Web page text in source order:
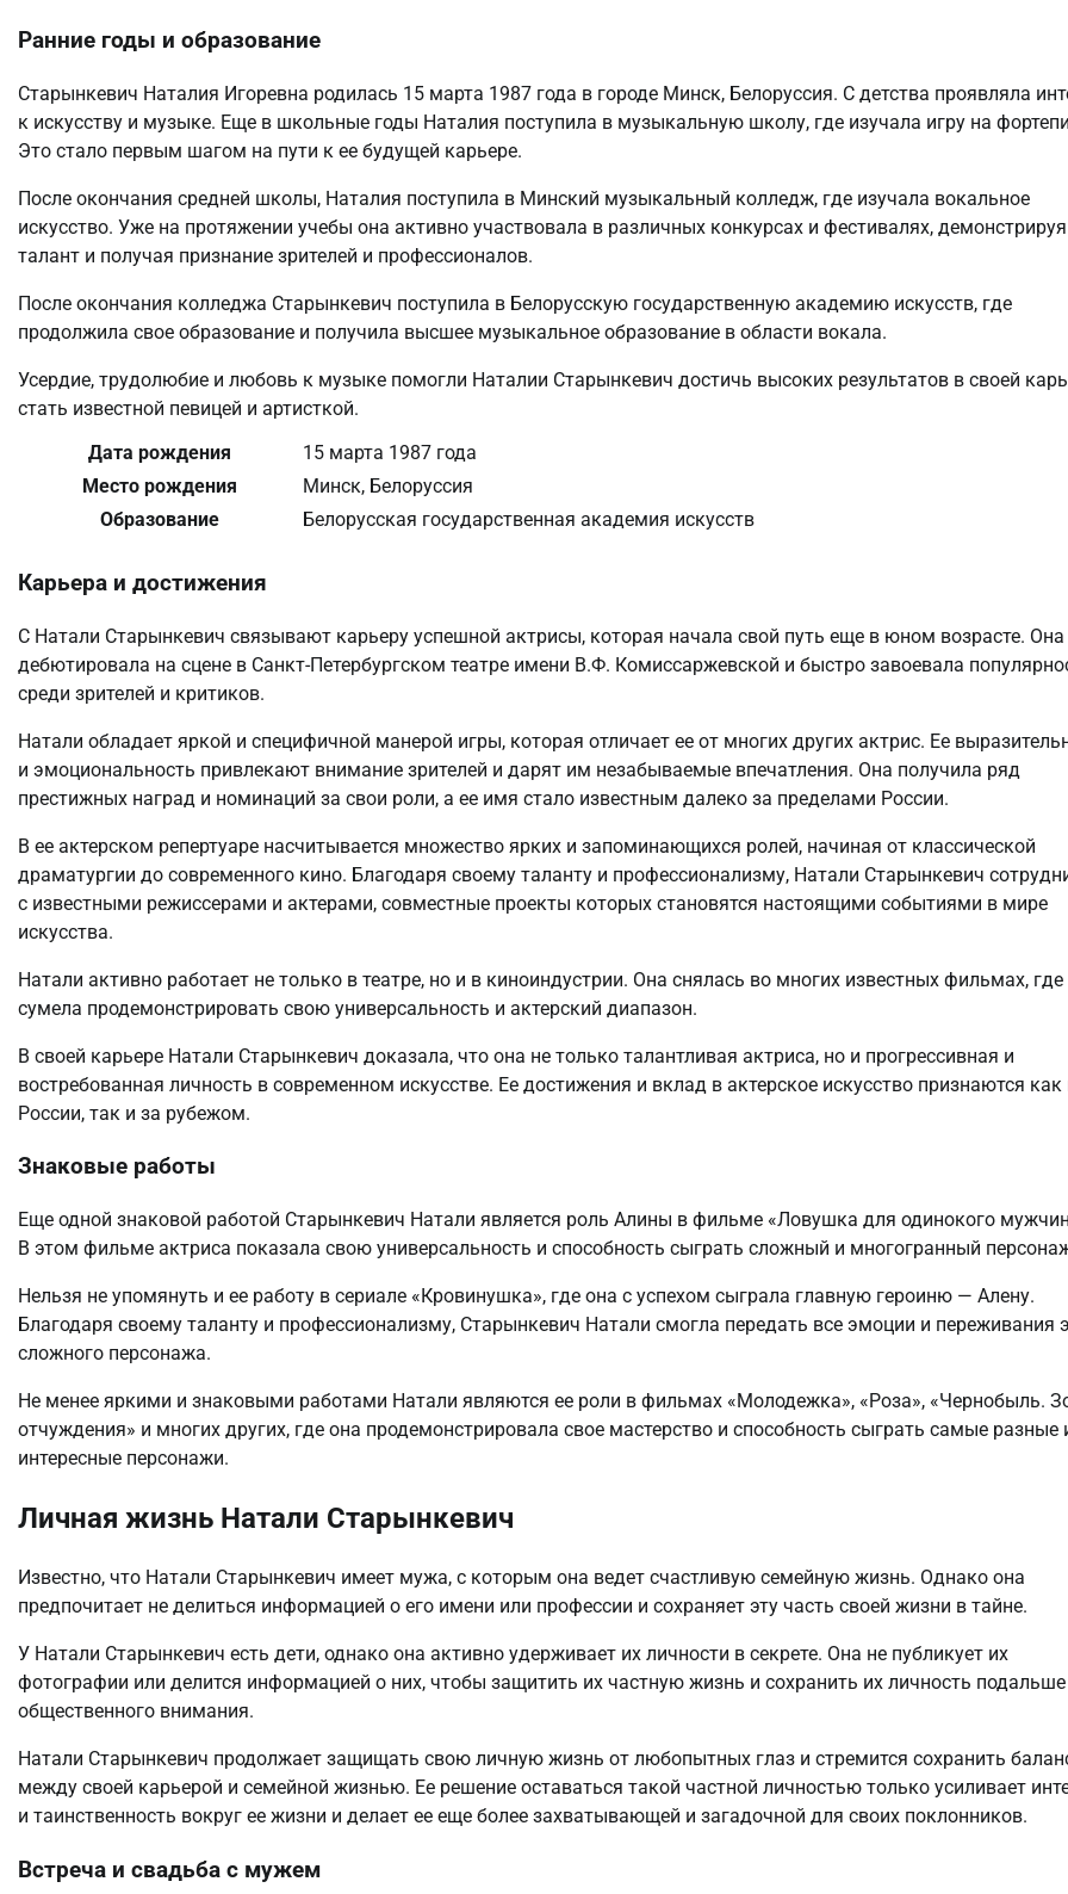
Ранние годы и образование
Старынкевич Наталия Игоревна родилась 15 марта 1987 года в городе Минск, Белоруссия. С детства проявляла
к искусству и музыке. Еще в школьные годы Наталия поступила в музыкальную школу, где изучала игру на
Это стало первым шагом на пути к ее будущей карьере.
После окончания средней школы, Наталия поступила в Минский музыкальный колледж, где изучала вокальное
искусство. Уже на протяжении учебы она активно участвовала в различных конкурсах и фестивалях,
талант и получая признание зрителей и профессионалов.
После окончания колледжа Старынкевич поступила в Белорусскую государственную академию искусств, где
продолжила свое образование и получила высшее музыкальное образование в области вокала.
Усердие, трудолюбие и любовь к музыке помогли Наталии Старынкевич достичь высоких результатов в своей
стать известной певицей и артисткой.
Дата рождения
15 марта 1987 года
Место рождения
Минск, Белоруссия
Образование
Белорусская государственная академия искусств
Карьера и достижения
С Натали Старынкевич связывают карьеру успешной актрисы, которая начала свой путь еще в юном возрасте. Она
дебютировала на сцене в Санкт-Петербургском театре имени В.Ф. Комиссаржевской и быстро завоевала
среди зрителей и критиков.
Натали обладает яркой и специфичной манерой игры, которая отличает ее от многих других актрис. Ее
и эмоциональность привлекают внимание зрителей и дарят им незабываемые впечатления. Она получила ряд
престижных наград и номинаций за свои роли, а ее имя стало известным далеко за пределами России.
В ее актерском репертуаре насчитывается множество ярких и запоминающихся ролей, начиная от классической
драматургии до современного кино. Благодаря своему таланту и профессионализму, Натали Старынкевич
с известными режиссерами и актерами, совместные проекты которых становятся настоящими событиями в мире
искусства.
Натали активно работает не только в театре, но и в киноиндустрии. Она снялась во многих известных фильмах, где
сумела продемонстрировать свою универсальность и актерский диапазон.
В своей карьере Натали Старынкевич доказала, что она не только талантливая актриса, но и прогрессивная и
востребованная личность в современном искусстве. Ее достижения и вклад в актерское искусство признаются как
России, так и за рубежом.
Знаковые работы
Еще одной знаковой работой Старынкевич Натали является роль Алины в фильме «Ловушка для одинокого
В этом фильме актриса показала свою универсальность и способность сыграть сложный и многогранный
Нельзя не упомянуть и ее работу в сериале «Кровинушка», где она с успехом сыграла главную героиню — Алену.
Благодаря своему таланту и профессионализму, Старынкевич Натали смогла передать все эмоции и переживания
сложного персонажа.
Не менее яркими и знаковыми работами Натали являются ее роли в фильмах «Молодежка», «Роза», «Чернобыль.
отчуждения» и многих других, где она продемонстрировала свое мастерство и способность сыграть самые разные
интересные персонажи.
Личная жизнь Натали Старынкевич
Известно, что Натали Старынкевич имеет мужа, с которым она ведет счастливую семейную жизнь. Однако она
предпочитает не делиться информацией о его имени или профессии и сохраняет эту часть своей жизни в тайне.
У Натали Старынкевич есть дети, однако она активно удерживает их личности в секрете. Она не публикует их
фотографии или делится информацией о них, чтобы защитить их частную жизнь и сохранить их личность подальше
общественного внимания.
Натали Старынкевич продолжает защищать свою личную жизнь от любопытных глаз и стремится сохранить
между своей карьерой и семейной жизнью. Ее решение оставаться такой частной личностью только усиливает
и таинственность вокруг ее жизни и делает ее еще более захватывающей и загадочной для своих поклонников.
Встреча и свадьба с мужем